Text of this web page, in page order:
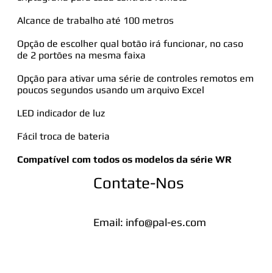
Alcance de trabalho até 100 metros
Opção de escolher qual botão irá funcionar, no caso
de 2 portões na mesma faixa
Opção para ativar uma série de controles remotos em
poucos segundos usando um arquivo Excel
LED indicador de luz
Fácil troca de bateria
Compatível com todos os modelos da série WR
Contate-Nos
Email: info@pal-es.com